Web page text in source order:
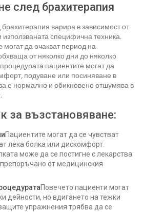
след брахитерапия
варира в зависимост от
използваната специфична техника.
да очакват период на
от няколко дни до няколко
пациентите могат да
подуване или посиняване в
е нормално и обикновено отшумява в
за възстановяване:
Пациентите могат да се чувстват
лека болка или дискомфорт.
може да се постигне с лекарства
от медицинския
Повечето пациенти могат
дейности, но вдигането на тежки
упражнения трябва да се